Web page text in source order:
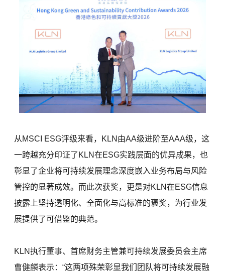
从MSCI ESG评级来看，KLN由AA级进阶至AAA级，这
一跨越充分印证了KLN在ESG实践层面的优异成果，也
彰显了企业将可持续发展理念深度嵌入业务布局与风险
管控的显著成效。而此次获奖，更是对KLN在ESG信息
披露上坚持透明化、全面化与高标准的褒奖，为行业发
展提供了可借鉴的典范。
KLN执行董事、首席财务主管兼可持续发展委员会主席
曹健麟表示：“这两项殊荣彰显我们团队将可持续发展融